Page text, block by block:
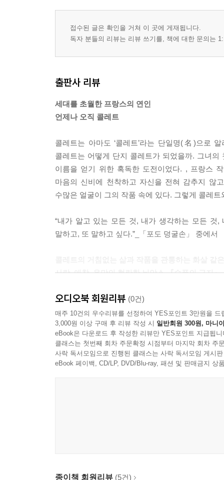
접수된 글은 확인을 거쳐 이 곳에 게재됩니다.
독자 분들의 리뷰는 리뷰 쓰기를, 책에 대한 문의는
출판사 리뷰
세대를 초월한 프랑스의 연인
언제나 오직 콜레트
콜레트는 아마도 ‘콜레트’라는 단일명(名)으로
콜레트는 어떻게 단지 콜레트가 되었을까. 그녀의
이름을 얻기 위한 혹독한 도전이었다. , 프랑스
마음의 신비에 천착하고 자신을 전혀 감추지 않
수많은 얼굴이 그의 작품 속에 있다. 그렇게 콜레
“내가 알고 있는 모든 것, 내가 생각하는 모든 것
말하고, 또 말하고 싶다.”_「포도 덩굴손」 중에서
사랑, 애착, 욕망의 현란한 뉘앙스 『슬픔의 긍지』
이 작품은 현대 프랑스 문학에서 가장 매혹적인
자신의 일상생활, 관계, 사적인 경험에 대한 관
취약성, 그리고 여성을 둘러싸고 있는 강제된 사회
짧은 산문들 속에서 콜레트는 예리한 관찰과 섬
달콤한 순간들을 조명한다. 독자는 관계와 감정
오디오북 회원리뷰 (0건)
매주 10건의 우수리뷰를 선정하여 YES포인트 3만원을 드
3,000원 이상 구매 후 리뷰 작성 시 일반회원 300원, 마니
eBook은 다운로드 후 작성한 리뷰만 YES포인트 지급됩니
클래스는 첫번째 회차 주문확정 시점부터 마지막 회차 주
사락 독서모임으로 진행된 클래스는 사락 독서모임 게시
eBook 페이백, CD/LP, DVD/Blu-ray, 패션 및 판매금지 상
종이책 회원리뷰 (5건)